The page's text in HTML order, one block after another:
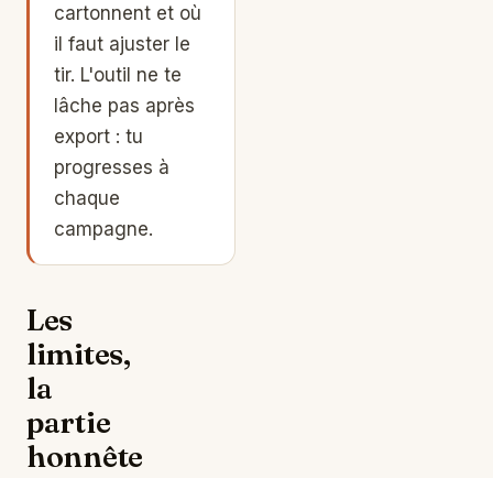
cartonnent et où
il faut ajuster le
tir. L'outil ne te
lâche pas après
export : tu
progresses à
chaque
campagne.
Les
limites,
la
partie
honnête